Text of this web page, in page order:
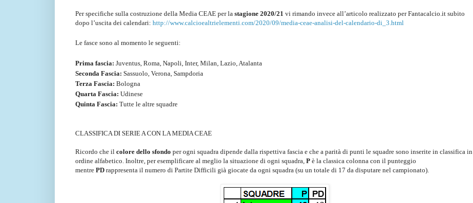
Per specifiche sulla costruzione della Media CEAE per la stagione 2020/21 vi rimando invece all’articolo realizzato per Fantacalcio.it subito
dopo l’uscita dei calendari: http://www.calcioealtrielementi.com/2020/09/media-ceae-analisi-del-calendario-di_3.html
Le fasce sono al momento le seguenti:
Prima fascia: Juventus, Roma, Napoli, Inter, Milan, Lazio, Atalanta
Seconda Fascia: Sassuolo, Verona, Sampdoria
Terza Fascia: Bologna
Quarta Fascia: Udinese
Quinta Fascia: Tutte le altre squadre
CLASSIFICA DI SERIE A CON LA MEDIA CEAE
Ricordo che il colore dello sfondo per ogni squadra dipende dalla rispettiva fascia e che a parità di punti le squadre sono inserite in classifica in
ordine alfabetico. Inoltre, per esemplificare al meglio la situazione di ogni squadra, P è la classica colonna con il punteggio
mentre PD rappresenta il numero di Partite Difficili già giocate da ogni squadra (su un totale di 17 da disputare nel campionato).